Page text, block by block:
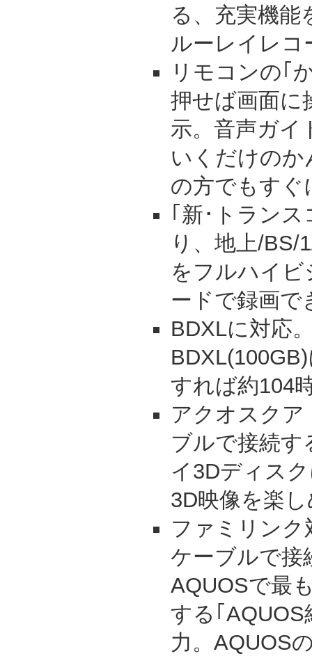
る、充実機能
ルーレイレコ
リモコンの｢
押せば画面に
示。音声ガイ
いくだけのか
の方でもすぐ
｢新･トラン
り、地上/BS/
をフルハイビ
ードで録画で
BDXLに対応
すれば約104
アクオスクア
ブルで接続す
イ3Dディス
3D映像を楽
ファミリンク
ケーブルで接
AQUOSで最
する｢
力。AQUOS